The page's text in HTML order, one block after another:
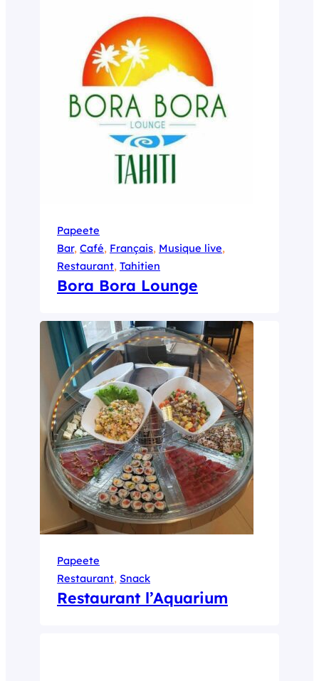
Papeete
Bar, Café, Français, Musique live
Restaurant, Tahitien
Bora Bora Lounge
Papeete
Restaurant, Snack
Restaurant l’Aquarium